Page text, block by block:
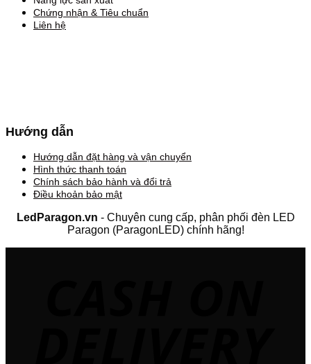
Chứng nhận & Tiêu chuẩn
Liên hệ
Hướng dẫn
Hướng dẫn đặt hàng và vận chuyển
Hình thức thanh toán
Chính sách bảo hành và đổi trả
Điều khoản bảo mật
LedParagon.vn - Chuyên cung cấp, phân phối đèn LED
Paragon (ParagonLED) chính hãng!